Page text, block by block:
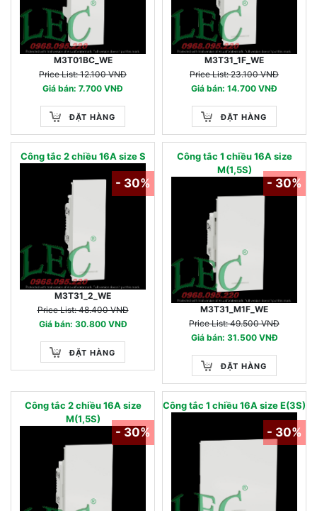
M3T01BC_WE
Price List: 12.100 VNĐ
Giá bán: 7.700 VNĐ
ĐẶT HÀNG
M3T31_1F_WE
Price List: 23.100 VNĐ
Giá bán: 14.700 VNĐ
ĐẶT HÀNG
Công tắc 2 chiều 16A size S
M3T31_2_WE
Price List: 48.400 VNĐ
Giá bán: 30.800 VNĐ
ĐẶT HÀNG
- 30%
Công tắc 1 chiều 16A size
M(1,5S)
M3T31_M1F_WE
Price List: 49.500 VNĐ
Giá bán: 31.500 VNĐ
ĐẶT HÀNG
- 30%
Công tắc 2 chiều 16A size
M(1,5S)
- 30%
Công tắc 1 chiều 16A size E(3S)
- 30%